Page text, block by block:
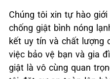
Chúng tôi xin tự hào
chống giật bình nóng
kết uy tín và chất lượng
việc bảo vệ bạn và gia
giật là vô cùng quan